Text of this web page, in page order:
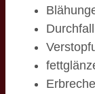
Durchfall